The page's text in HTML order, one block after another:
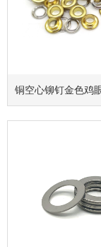
铜空心铆钉金色鸡眼